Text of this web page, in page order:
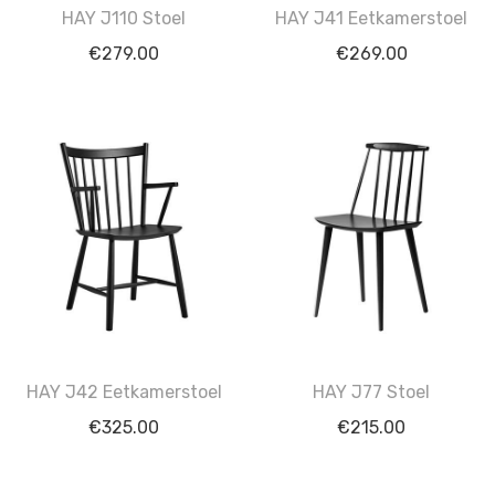
HAY J110 Stoel
€279.00
HAY J41 Eetkamerstoel
€269.00
HAY J42 Eetkamerstoel
€325.00
HAY J77 Stoel
€215.00